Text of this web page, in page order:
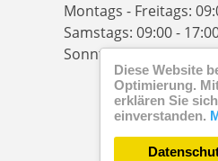
Montags - Freitags:
Samstags: 09:00 -
Sonntage & Feiertage:
Diese Website
Optimierung.
erklären Sie
einverstanden.